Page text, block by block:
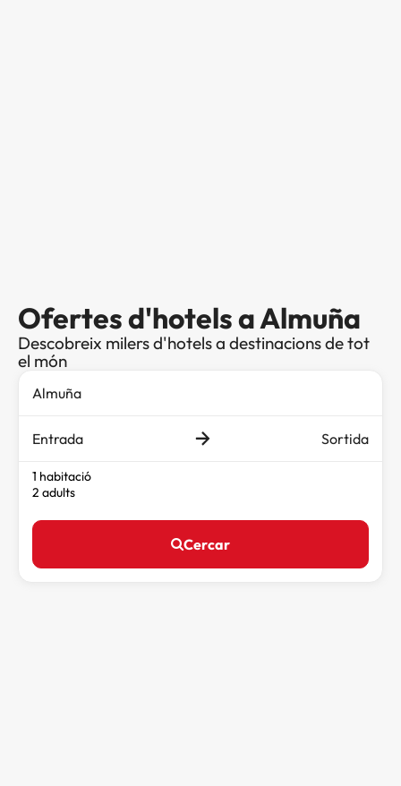
Ofertes d'hotels a Almuña
Descobreix milers d'hotels a destinacions de tot
el món
Entrada Sortida
1 habitació
2 adults
Cercar